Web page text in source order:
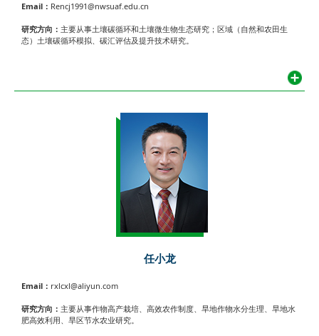
Email： Rencj1991@nwsuaf.edu.cn
研究方向： 主要从事土壤碳循环和土壤微生物生态研究；区域（自然和农田生
态）土壤碳循环模拟、碳汇评估及提升技术研究。
任小龙
Email： rxlcxl@aliyun.com
研究方向： 主要从事作物高产栽培、高效农作制度、旱地作物水分生理、旱地水
肥高效利用、旱区节水农业研究。